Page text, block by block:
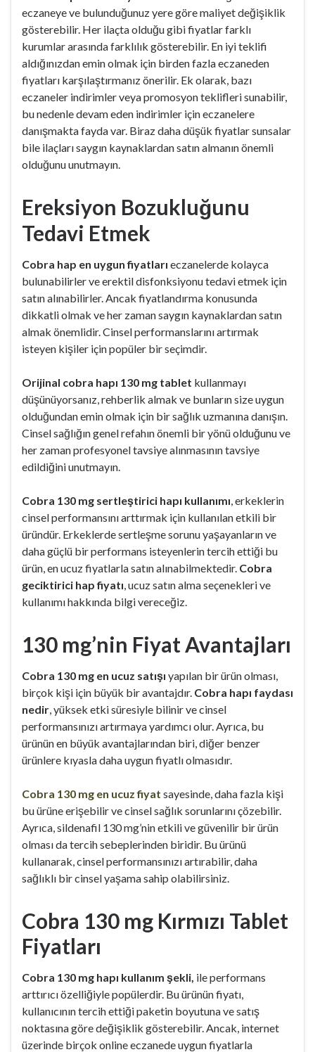
eczaneye ve bulunduğunuz yere göre maliyet değişiklik
gösterebilir. Her ilaçta olduğu gibi fiyatlar farklı
kurumlar arasında farklılık gösterebilir. En iyi teklifi
aldığınızdan emin olmak için birden fazla eczaneden
fiyatları karşılaştırmanız önerilir. Ek olarak, bazı
eczaneler indirimler veya promosyon teklifleri sunabilir,
bu nedenle devam eden indirimler için eczanelere
danışmakta fayda var. Biraz daha düşük fiyatlar sunsalar
bile ilaçları saygın kaynaklardan satın almanın önemli
olduğunu unutmayın.
Ereksiyon Bozukluğunu
Tedavi Etmek
Cobra hap en uygun fiyatları eczanelerde kolayca
bulunabilirler ve erektil disfonksiyonu tedavi etmek için
satın alınabilirler. Ancak fiyatlandırma konusunda
dikkatli olmak ve her zaman saygın kaynaklardan satın
almak önemlidir. Cinsel performanslarını artırmak
isteyen kişiler için popüler bir seçimdir.
Orijinal cobra hapı 130 mg tablet kullanmayı
düşünüyorsanız, rehberlik almak ve bunların size uygun
olduğundan emin olmak için bir sağlık uzmanına danışın.
Cinsel sağlığın genel refahın önemli bir yönü olduğunu ve
her zaman profesyonel tavsiye alınmasının tavsiye
edildiğini unutmayın.
Cobra 130 mg sertleştirici hapı kullanımı , erkeklerin
cinsel performansını arttırmak için kullanılan etkili bir
üründür. Erkeklerde sertleşme sorunu yaşayanların ve
daha güçlü bir performans isteyenlerin tercih ettiği bu
ürün, en ucuz fiyatlarla satın alınabilmektedir. Cobra
geciktirici hap fiyatı , ucuz satın alma seçenekleri ve
kullanımı hakkında bilgi vereceğiz.
130 mg’nin Fiyat Avantajları
Cobra 130 mg en ucuz satışı yapılan bir ürün olması,
birçok kişi için büyük bir avantajdır. Cobra hapı faydası
nedir , yüksek etki süresiyle bilinir ve cinsel
performansınızı artırmaya yardımcı olur. Ayrıca, bu
ürünün en büyük avantajlarından biri, diğer benzer
ürünlere kıyasla daha uygun fiyatlı olmasıdır.
Cobra 130 mg en ucuz fiyat sayesinde, daha fazla kişi
bu ürüne erişebilir ve cinsel sağlık sorunlarını çözebilir.
Ayrıca, sildenafil 130 mg’nin etkili ve güvenilir bir ürün
olması da tercih sebeplerinden biridir. Bu ürünü
kullanarak, cinsel performansınızı artırabilir, daha
sağlıklı bir cinsel yaşama sahip olabilirsiniz.
Cobra 130 mg Kırmızı Tablet
Fiyatları
Cobra 130 mg hapı kullanım şekli, ile performans
arttırıcı özelliğiyle popülerdir. Bu ürünün fiyatı,
kullanıcının tercih ettiği paketin boyutuna ve satış
noktasına göre değişiklik gösterebilir. Ancak, internet
üzerinde birçok online eczanede uygun fiyatlarla